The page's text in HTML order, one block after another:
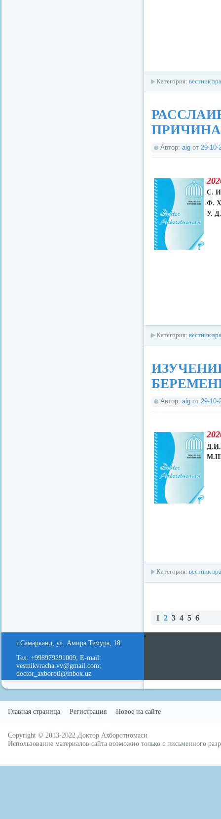
Категория: вестник
Автор: aig от 29-10-
С.
Ф.
У.
Категория: вестник
Автор: aig от 29-10-
Категория: вестник
1 2 3 4 5 6
г.Самарканд, ул. Амира Темура, 18.
Тел: +998979291009; E-mail:
vestnikvracha.vv@gmail.com;
doctor_axboroti@inbox.uz
Главная страница Регистрация Новое на сайте
redvid esle
Copyright © 2013-2022 Доктор Ахборотномаси
Использование материалов сайта возможно только с письменного